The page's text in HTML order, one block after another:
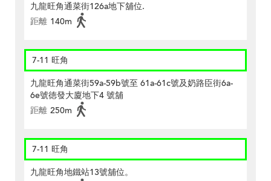
九龍旺角通菜街126a地下舖位.
距離 140m
7-11 旺角
九龍旺角通菜街59a-59b號至 61a-61c號及奶路臣街6a-
6e號徳發大廈地下4 號舖
距離 250m
7-11 旺角
九龍旺角地鐵站13號舖位。